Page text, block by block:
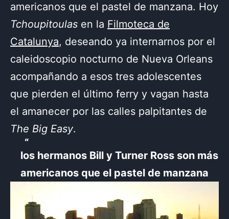
americanos que el pastel de manzana. Hoy
Tchoupitoulas en la Filmoteca de
Catalunya, deseando ya internarnos por el
caleidoscopio nocturno de Nueva Orleans
acompañando a esos tres adolescentes
que pierden el último ferry y vagan hasta
el amanecer por las calles palpitantes de
The Big Easy.
los hermanos Bill y Turner Ross son más
americanos que el pastel de manzana